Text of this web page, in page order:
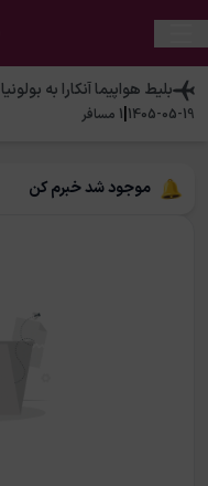
بلیط هواپیماآنکارا به بولونیا
1405-05-19
|
1 مسافر
موجود شد خبرم کن